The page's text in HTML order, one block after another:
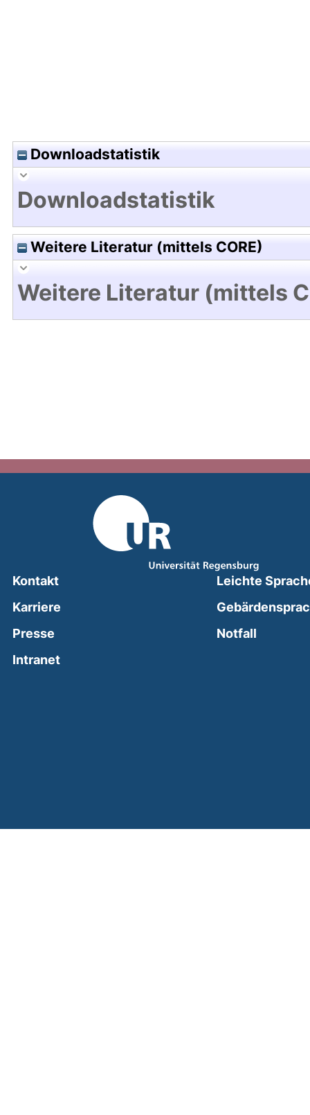
Downloadstatistik
Downloadstatistik
Weitere Literatur (mittels CORE)
Weitere Literatur (mittels
Kontakt
Karriere
Presse
Intranet(external link, opens in a new window)
Leichte
Notfall